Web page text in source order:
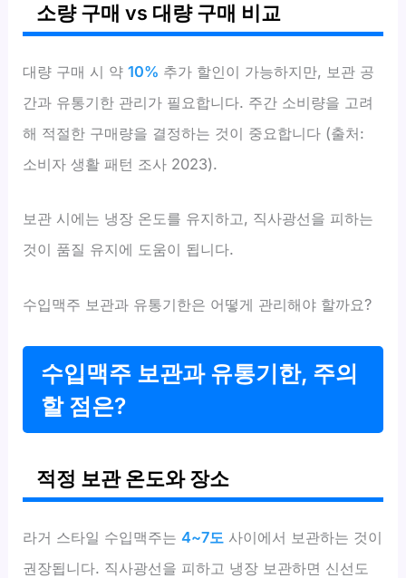
소량 구매 vs 대량 구매 비교
대량 구매 시 약10% 추가 할인이 가능하지만, 보관 공
간과 유통기한 관리가 필요합니다. 주간 소비량을 고려
해 적절한 구매량을 결정하는 것이 중요합니다 (출처:
소비자 생활 패턴 조사 2023).
보관 시에는 냉장 온도를 유지하고, 직사광선을 피하는
것이 품질 유지에 도움이 됩니다.
수입맥주 보관과 유통기한은 어떻게 관리해야 할까요?
수입맥주 보관과 유통기한, 주의
할 점은?
적정 보관 온도와 장소
라거 스타일 수입맥주는4~7도 사이에서 보관하는 것이
권장됩니다. 직사광선을 피하고 냉장 보관하면 신선도